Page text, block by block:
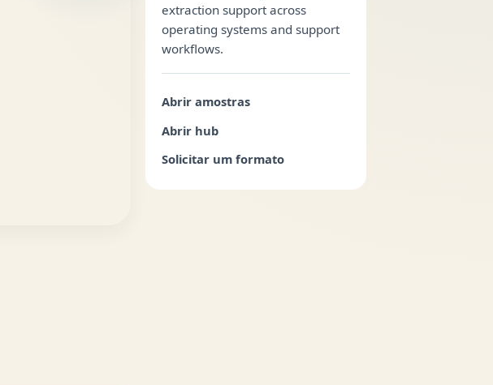
extraction support across
operating systems and support
workflows.
Abrir amostras
Abrir hub
Solicitar um formato